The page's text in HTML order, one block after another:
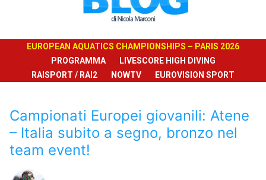
EUROPEAN AQUATICS CHAMPIONSHIPS – PARIS 2026
PROGRAMMA
LIVESCORE HIGH DIVING
RAISPORT / RAI2
NOWTV EUROVISION SPORT
Campionati Europei giovanili: Atene
– Italia subito a segno, bronzo nel
team event!